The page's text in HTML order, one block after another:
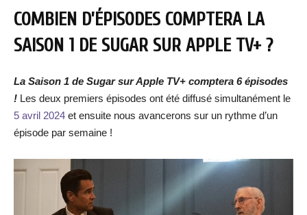
COMBIEN D’ÉPISODES COMPTERA LA
SAISON 1 DE SUGAR SUR APPLE TV+ ?
La Saison 1 de Sugar sur Apple TV+ comptera 6 épisodes
! Les deux premiers épisodes ont été diffusé simultanément le
5 avril 2024 et ensuite nous avancerons sur un rythme d’un
épisode par semaine !